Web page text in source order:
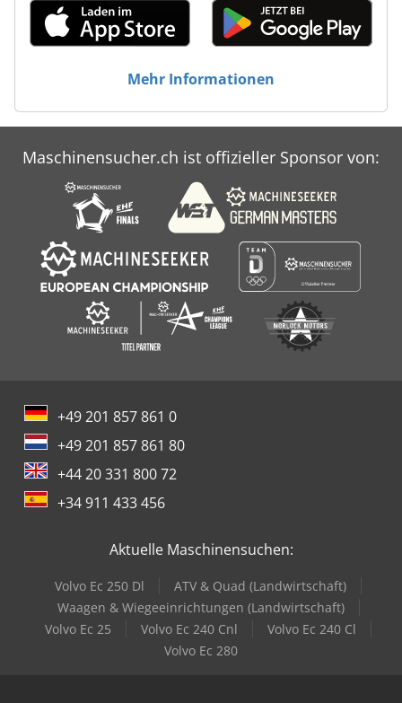
Mehr Informationen
Maschinensucher.ch ist offizieller Sponsor von:
+49 201 857 861 0
+49 201 857 861 80
+44 20 331 800 72
+34 911 433 456
Aktuelle Maschinensuchen:
Volvo Ec 250 Dl
ATV & Quad (Landwirtschaft)
Waagen & Wiegeeinrichtungen (Landwirtschaft)
Volvo Ec 25
Volvo Ec 240 Cnl
Volvo Ec 240 Cl
Volvo Ec 280